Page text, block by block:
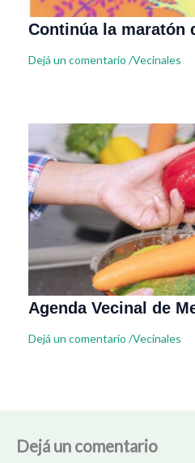
Continúa la maratón
Dejá un comentario /Vecinales
Agenda Vecinal de
Dejá un comentario /Vecinales
Dejá un comentario